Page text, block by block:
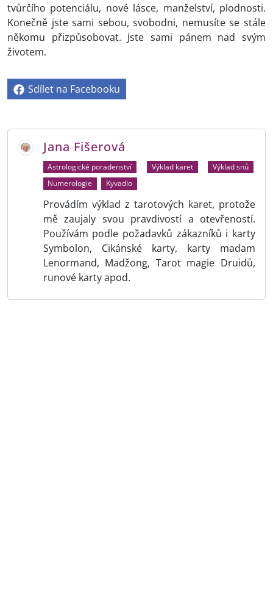
tvůrčího potenciálu, nové lásce, manželství, plodnosti.
Konečně jste sami sebou, svobodni, nemusíte se stále
někomu přizpůsobovat. Jste sami pánem nad svým
životem.
Sdílet na Facebooku
Jana Fišerová
Astrologické poradenství Výklad karet
Výklad snů
Numerologie
Kyvadlo
Provádím výklad z tarotových karet, protože
mě zaujaly svou pravdivostí a otevřeností.
Používám podle požadavků zákazníků i karty
Symbolon, Cikánské karty, karty madam
Lenormand, Madžong, Tarot magie Druidů,
runové karty apod.